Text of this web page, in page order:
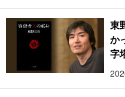
東
か
字